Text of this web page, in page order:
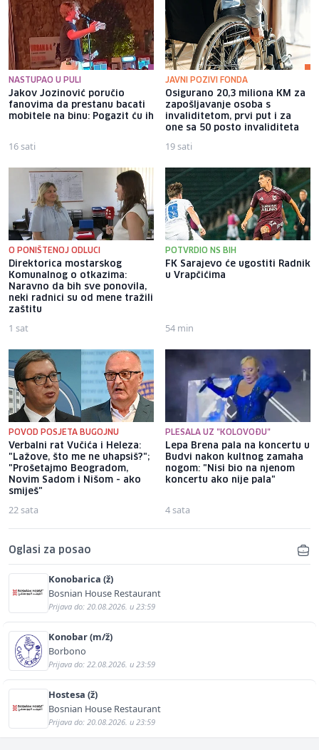
NASTUPAO U PULI
Jakov Jozinović poručio
fanovima da prestanu bacati
mobitele na binu: Pogazit ću ih
16 sati
JAVNI POZIVI FONDA
Osigurano 20,3 miliona KM za
zapošljavanje osoba s
invaliditetom, prvi put i za
one sa 50 posto invaliditeta
19 sati
O PONIŠTENOJ ODLUCI
Direktorica mostarskog
Komunalnog o otkazima:
Naravno da bih sve ponovila,
neki radnici su od mene tražili
zaštitu
1 sat
POTVRDIO NS BIH
FK Sarajevo će ugostiti Radnik
u Vrapčićima
54 min
POVOD POSJETA BUGOJNU
Verbalni rat Vučića i Heleza:
"Lažove, što me ne uhapsiš?";
"Prošetajmo Beogradom,
Novim Sadom i Nišom - ako
smiješ"
22 sata
PLESALA UZ "KOLOVOĐU"
Lepa Brena pala na koncertu u
Budvi nakon kultnog zamaha
nogom: "Nisi bio na njenom
koncertu ako nije pala"
4 sata
Oglasi za posao
Konobarica (ž)
Bosnian House Restaurant
Prijava do: 20.08.2026. u 23:59
Konobar (m/ž)
Borbono
Prijava do: 22.08.2026. u 23:59
Hostesa (ž)
Bosnian House Restaurant
Prijava do: 20.08.2026. u 23:59